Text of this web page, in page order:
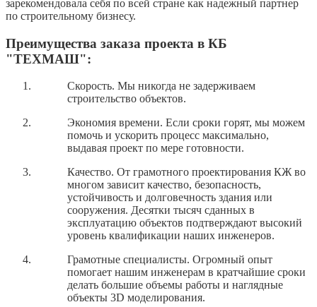
зарекомендовала себя по всей стране как надежный партнер
по строительному бизнесу.
Преимущества заказа проекта в КБ
"ТЕХМАШ":
Скорость. Мы никогда не задерживаем
строительство объектов.
Экономия времени. Если сроки горят, мы можем
помочь и ускорить процесс максимально,
выдавая проект по мере готовности.
Качество. От грамотного проектирования КЖ во
многом зависит качество, безопасность,
устойчивость и долговечность здания или
сооружения. Десятки тысяч сданных в
эксплуатацию объектов подтверждают высокий
уровень квалификации наших инженеров.
Грамотные специалисты. Огромный опыт
помогает нашим инженерам в кратчайшие сроки
делать большие объемы работы и наглядные
объекты 3D моделирования.